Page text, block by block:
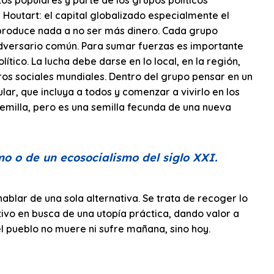
el capital globalizado especialmente el
nada a no ser más dinero. Cada grupo
común. Para sumar fuerzas es importante
La lucha debe darse en lo local, en la región,
sociales mundiales. Dentro del grupo pensar en un
que incluya a todos y comenzar a vivirlo en los
pero es una semilla fecunda de una nueva
o de un ecosocialismo del siglo XXI.
de una sola alternativa. Se trata de recoger lo
en busca de una utopía práctica, dando valor a
no muere ni sufre mañana, sino hoy.